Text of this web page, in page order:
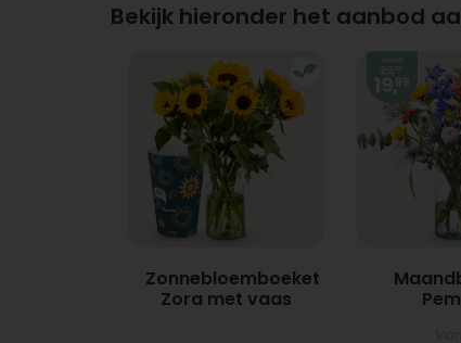
Bekijk hieronder het aanbod
Zonnebloemboeket
Zora met vaas